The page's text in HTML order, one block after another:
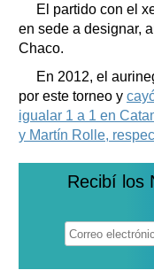
El partido con el
en sede a designar,
Chaco.
En 2012, el
por este torneo y
igualar 1 a 1 en
y Martín Rolle,
Recibí los